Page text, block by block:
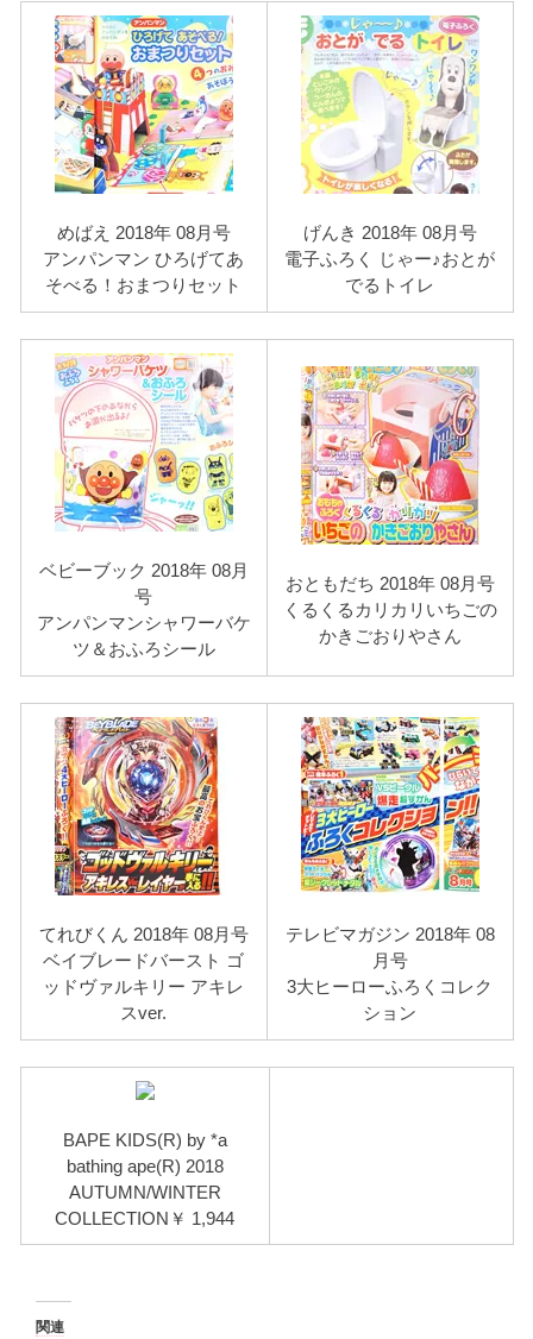
めばえ 2018年 08月号
アンパンマン ひろげてあ
そべる！おまつりセット
げんき 2018年 08月号
電子ふろく じゃー♪おとが
でるトイレ
ベビーブック 2018年 08月
号
アンパンマンシャワーバケ
ツ＆おふろシール
おともだち 2018年 08月号
くるくるカリカリいちごの
かきごおりやさん
てれびくん 2018年 08月号
ベイブレードバースト ゴ
ッドヴァルキリー アキレ
スver.
テレビマガジン 2018年 08
月号
3大ヒーローふろくコレク
ション
BAPE KIDS(R) by *a
bathing ape(R) 2018
AUTUMN/WINTER
COLLECTION￥ 1,944
関連